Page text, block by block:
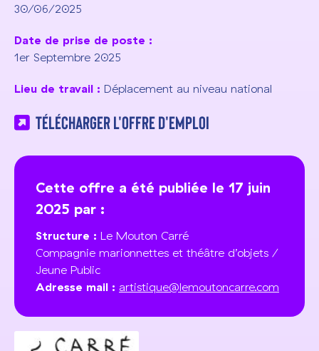
30/06/2025
Date de prise de poste :
1er Septembre 2025
Lieu de travail : Déplacement au niveau national
Télécharger l'offre d'emploi
Cette offre a été publiée le 17 juin
2025 par :
Structure : Le Mouton Carré
Compagnie marionnettes et théâtre d’objets /
Jeune Public
Adresse mail : artistique@lemoutoncarre.com